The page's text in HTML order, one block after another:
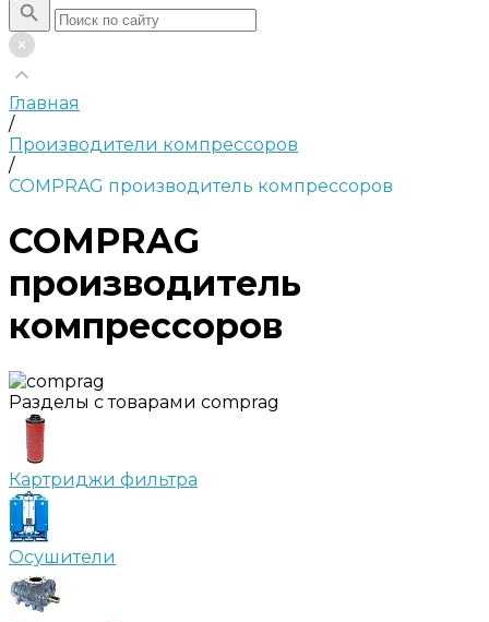
Главная
/
Производители компрессоров
/
COMPRAG производитель компрессоров
COMPRAG
производитель
компрессоров
Разделы с товарами comprag
Картриджи фильтра
Осушители